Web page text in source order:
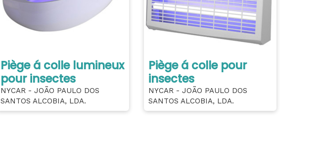
Piège á colle lumineux
pour insectes
NYCAR - JOÃO PAULO DOS
SANTOS ALCOBIA, LDA.
Piège á colle pour
insectes
NYCAR - JOÃO PAULO DOS
SANTOS ALCOBIA, LDA.